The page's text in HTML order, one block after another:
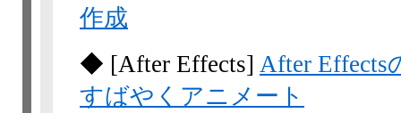
作成
◆ [After Effects] After Effects
すばやくアニメート